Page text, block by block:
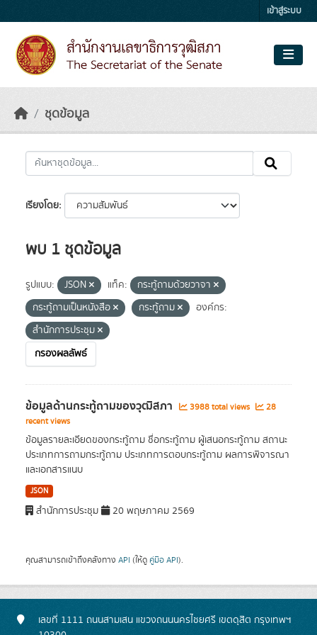
เข้าสู่ระบบ
ชุดข้อมูล
เรียงโดย
พบ 1 ชุดข้อมูล
รูปแบบ: JSON แท็ค:
กระทู้ถามด้วยวาจา
กระทู้ถามเป็นหนังสือ
กระทู้ถาม
องค์กร:
สำนักการประชุม
กรองผลลัพธ์
ข้อมูลด้านกระทู้ถามของวุฒิสภา 3988 total views
28
recent views
ข้อมูลรายละเอียดของกระทู้ถาม ชื่อกระทู้ถาม ผู้เสนอกระทู้ถาม สถานะ
ประเภทการถามกระทู้ถาม ประเภทการตอบกระทู้ถาม ผลการพิจารณา
และเอกสารแนบ
JSON
สำนักการประชุม 20 พฤษภาคม 2569
คุณสามารถเข้าถึงคลังทาง API (ให้ดู คู่มือ API).
เลขที่ 1111 ถนนสามเสน แขวงถนนนครไชยศรี เขตดุสิต กรุงเทพฯ